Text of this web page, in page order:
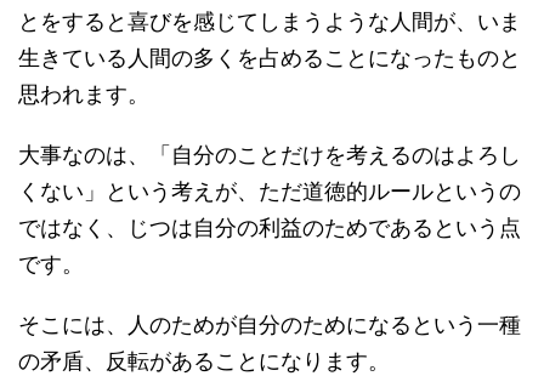
とをすると喜びを感じてしまうような人間が、いま
生きている人間の多くを占めることになったものと
思われます。
大事なのは、「自分のことだけを考えるのはよろし
くない」という考えが、ただ道徳的ルールというの
ではなく、じつは自分の利益のためであるという点
です。
そこには、人のためが自分のためになるという一種
の矛盾、反転があることになります。